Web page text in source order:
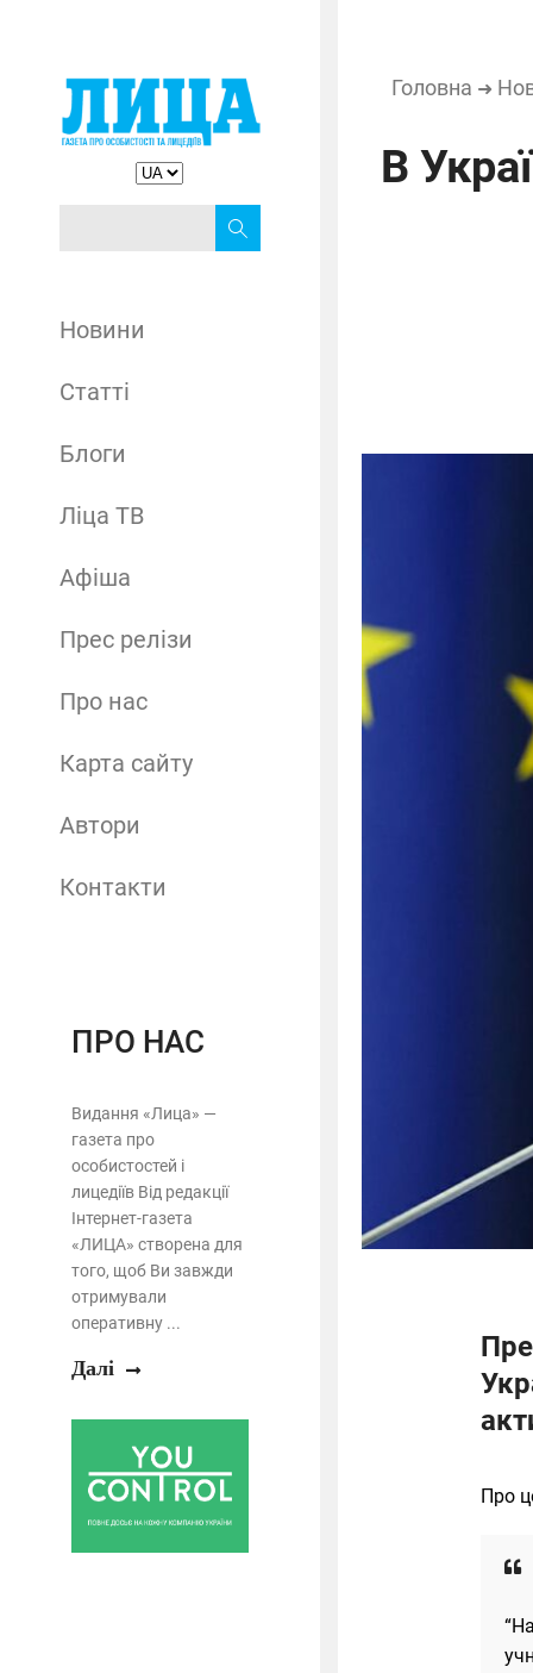
Новини
Статті
Блоги
Ліца ТВ
Афіша
Прес релізи
Про нас
Карта сайту
Автори
Контакти
ПРО НАС
Видання «Лица» —
газета про
особистостей і
лицедіїв Від редакції
Інтернет-газета
«ЛИЦА» створена для
того, щоб Ви завжди
отримували
оперативну ...
Далі
Головна ➜
В
Про